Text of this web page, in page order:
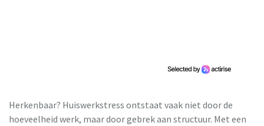
Herkenbaar? Huiswerkstress ontstaat vaak niet door de
hoeveelheid werk, maar door gebrek aan structuur. Met een